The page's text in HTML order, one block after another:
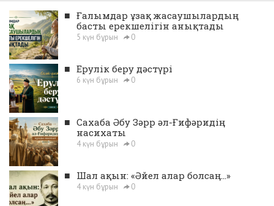
■ Ғалымдар ұзақ жасаушылардың
басты ерекшелігін анықтады
5 күн бұрын 0
■ Ерулік беру дәстүрі
6 күн бұрын 0
■ Сахаба Әбу Зәрр әл-Ғифәридің
насихаты
4 күн бұрын 0
■ Шал ақын: «Әйел алар болсаң...»
4 күн бұрын 0